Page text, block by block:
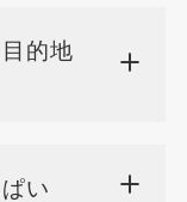
的地
い